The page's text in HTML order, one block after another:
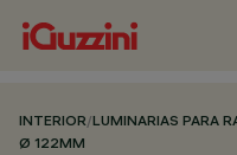
INTERIOR/LUMINARIAS PARA
Ø 122MM